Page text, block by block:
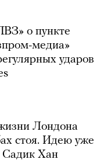
о пункте
медиа»
ударов
Лондона
стоя. Идею уже
Садик Хан